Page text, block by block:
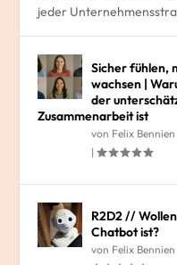
jeder
Sicher fühlen,
wachsen |
der
Zusammenarbeit ist
von Felix Bennien
|
R2D2 //
Chatbot ist?
von Felix Bennien